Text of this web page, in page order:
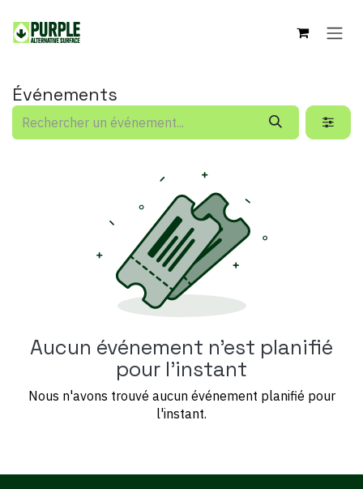
Événements
Aucun événement n'est planifié
pour l'instant
Nous n'avons trouvé aucun événement planifié pour
l'instant.